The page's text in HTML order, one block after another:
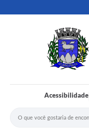
Acessibilidade